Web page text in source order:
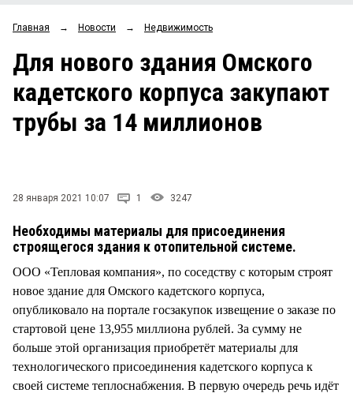
ОБЩЕСТВО
ЗАКОН
НОВОСТИ КОМПАНИЙ
Мнения
Рейтинги
Блоги
Архив
Главная → Новости → Недвижимость
Для нового здания Омского
кадетского корпуса закупают
трубы за 14 миллионов
28 января 2021 10:07 1 3247
Необходимы материалы для присоединения
строящегося здания к отопительной системе.
ООО «Тепловая компания», по соседству с которым строят
новое здание для Омского кадетского корпуса,
опубликовало на портале госзакупок извещение о заказе по
стартовой цене 13,955 миллиона рублей. За сумму не
больше этой организация приобретёт материалы для
технологического присоединения кадетского корпуса к
своей системе теплоснабжения. В первую очередь речь идёт